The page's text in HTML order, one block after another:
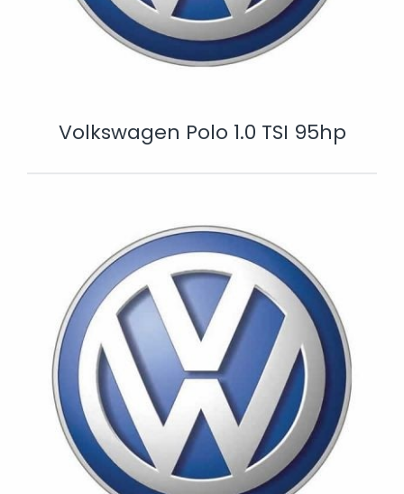
Volkswagen Polo 1.0 TSI 95hp